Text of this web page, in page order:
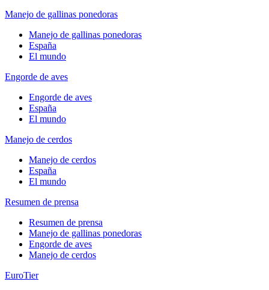
Manejo de gallinas ponedoras
Manejo de gallinas ponedoras
España
El mundo
Engorde de aves
Engorde de aves
España
El mundo
Manejo de cerdos
Manejo de cerdos
España
El mundo
Resumen de prensa
Resumen de prensa
Manejo de gallinas ponedoras
Engorde de aves
Manejo de cerdos
EuroTier